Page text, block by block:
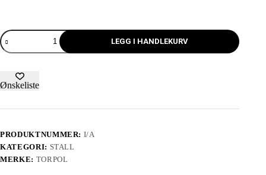
LEGG I HANDLEKURV
Ønskeliste
PRODUKTNUMMER: I/A
KATEGORI: STALL
MERKE: TORPOL